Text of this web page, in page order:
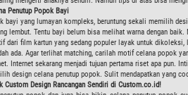
Penutup Popok Bayi
bayi yang lumayan kompleks, beruntung sekali memilih
lembut. Tentu bayi belum bisa melihat warna dengan
dari film kartun yang sedang populer layak untuk dikoleksi,
ada. Agar terlihat matching, carilah motif celana popok
Internet sekarang menjadi tujuan pertama riset apa pun.
design celana penutup popok. Sulit mendapatkan yang
Custom Design Rancangan Sendiri di Custom.co.id!